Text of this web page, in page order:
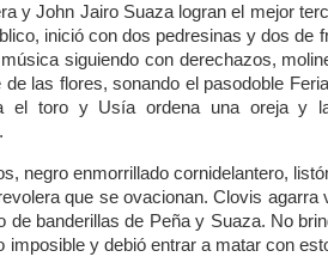
y John Jairo Suaza logran el mejor
inició con dos pedresinas y dos de
siguiendo con derechazos,
las flores, sonando el pasodoble
el toro y Usía ordena una oreja y
negro enmorrillado cornidelantero,
que se ovacionan. Clovis agarra
de banderillas de Peña y Suaza. No
imposible y debió entrar a matar con